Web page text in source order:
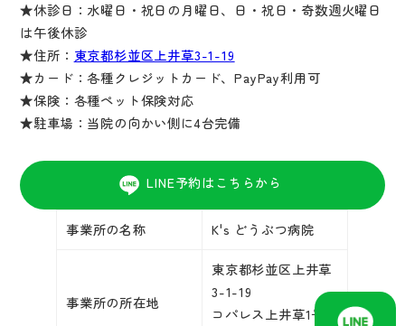
★休診日：水曜日・祝日の月曜日、日・祝日・奇数週火曜日
は午後休診
★住所： 東京都杉並区上井草3-1-19
★カード：各種クレジットカード、PayPay利用可
★保険：各種ペット保険対応
★駐車場：当院の向かい側に4台完備
LINE予約はこちらから
事業所の名称 K's どうぶつ病院
事業所の所在地
東京都杉並区上井草
3-1-19
コパレス上井草1号館